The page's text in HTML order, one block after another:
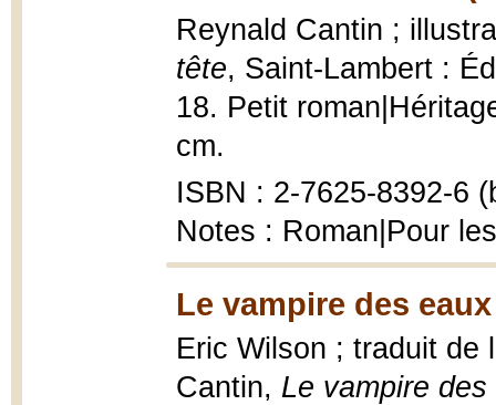
Reynald Cantin ;
tête, Saint-Lambert :
18. Petit
cm.
ISBN : 2-7625-8392-6
Notes : Roman|Pour
Le vampire des
Eric Wilson ; traduit de
Cantin, Le vampire